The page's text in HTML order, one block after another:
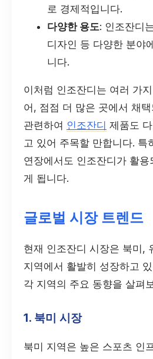
로 경제적입니다.
다양한 용도: 인조잔디
디자인 등 다양한 분야
니다.
이처럼 인조잔디는 여러 가
어, 점점 더 많은 곳에서 채
관련하여 인조잔디 제품도
고 있어 주목할 만합니다. 특
연장에서도 인조잔디가 활용
게 됩니다.
글로벌 시장 트렌드
현재 인조잔디 시장은 북미,
지역에서 활발히 성장하고
각 지역의 주요 동향을 살펴
1. 북미 시장
북미 지역은 높은 스포츠 인